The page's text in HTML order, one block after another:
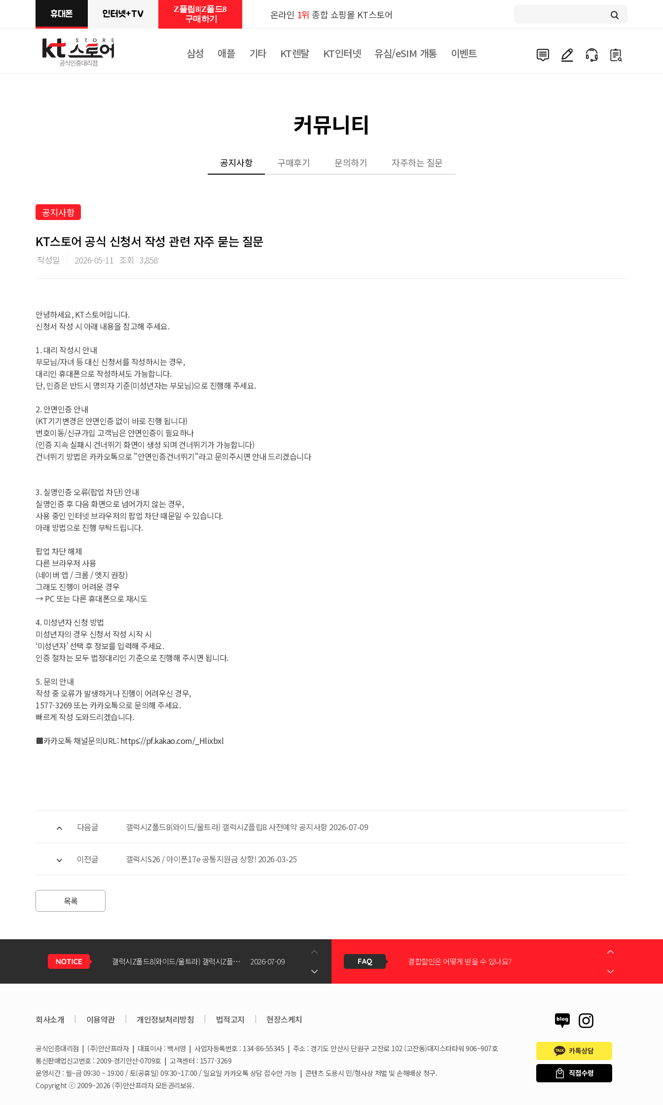
온라인 1위 종합 쇼핑몰 KT스토어
삼성 애플 기타 KT렌탈 KT인터넷 유심/eSIM 개통 이벤트
Z플립8|Z폴드8
구매하기
커뮤니티
공지사항 구매후기 문의하기 자주하는 질문
공지사항
KT스토어 공식 신청서 작성 관련 자주 묻는 질문
작성일 2026-05-11 조회 3,858
안녕하세요, KT스토어입니다.
신청서 작성 시 아래 내용을 참고해 주세요.
1. 대리 작성시 안내
부모님/자녀 등 대신 신청서를 작성하시는 경우,
대리인 휴대폰으로 작성하셔도 가능합니다.
단, 인증은 반드시 명의자 기준(미성년자는 부모님)으로 진행해 주세요.
2. 안면인증 안내
(KT기기변경은 안면인증 없이 바로 진행 됩니다)
번호이동/신규가입 고객님은 안면인증이 필요하나
(인증 지속 실패시 건너뛰기 화면이 생성 되며 건너뛰기가 가능합니다)
건너뛰기 방법은 카카오톡으로 "안면인증건너뛰기"라고 문의주시면 안내 드리겠습니다
3. 실명인증 오류(팝업 차단) 안내
실명인증 후 다음 화면으로 넘어가지 않는 경우,
사용 중인 인터넷 브라우저의 팝업 차단 때문일 수 있습니다.
아래 방법으로 진행 부탁드립니다.
팝업 차단 해제
다른 브라우저 사용
(네이버 앱 / 크롬 / 엣지 권장)
그래도 진행이 어려운 경우
→ PC 또는 다른 휴대폰으로 재시도
4. 미성년자 신청 방법
미성년자의 경우 신청서 작성 시작 시
‘미성년자’ 선택 후 정보를 입력해 주세요.
인증 절차는 모두 법정대리인 기준으로 진행해 주시면 됩니다.
5. 문의 안내
작성 중 오류가 발생하거나 진행이 어려우신 경우,
1577-3269 또는 카카오톡으로 문의해 주세요.
빠르게 작성 도와드리겠습니다.
■카카오톡 채널문의URL:https://pf.kakao.com/_Hlixbxl
다음글 갤럭시Z폴드8(와이드/울트라) 갤럭시Z플립8 사전예약 공지사항 2026-07-09
이전글 갤럭시S26 / 아이폰17e 공통지원금 상향! 2026-03-25
목록
갤럭시Z폴드8(와이드/울트라) 갤럭시Z플립8 사전예약 공지사항 2026-07-09
갤럭시S26 / 아이폰17e 공통지원금 상향! 2026-03-25
결합할인은 어떻게 받을 수 있나요?
휴대폰 일시불로 구매도 가능한가요?
회사소개 | 이용약관 | 개인정보처리방침 | 법적고지 | 현장스케치
공식인증대리점 | (주)안산프라자 | 대표이사 : 백서영 | 사업자등록번호 : 134-86-55345 | 주소 : 경기도 안산시 단원구 고잔로 102 (고잔동)대지스타타워 906~907호
통신판매업신고번호 : 2009-경기안산-0709호 | 고객센터 : 1577-3269
운영시간 : 월~금 09:30 ~ 19:00 / 토(공휴일) 09:30~17:00 / 일요일 카카오톡 상담 접수만 가능 | 콘텐츠 도용시 민/형사상 처벌 및 손해배상 청구.
Copyright ⓒ 2009~2026 (주)안산프라자 모든권리보유.